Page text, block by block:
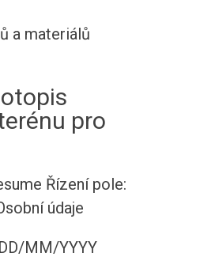
a materiálů
pro
Řízení pole:
údaje
MM/YYYY